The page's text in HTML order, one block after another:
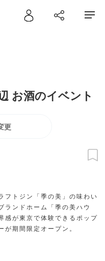
お酒のイベント
更
フトジン「季の美」の味わい
ランドホーム「季の美ハウ
感が東京で体験できるポップ
が期間限定オープン。